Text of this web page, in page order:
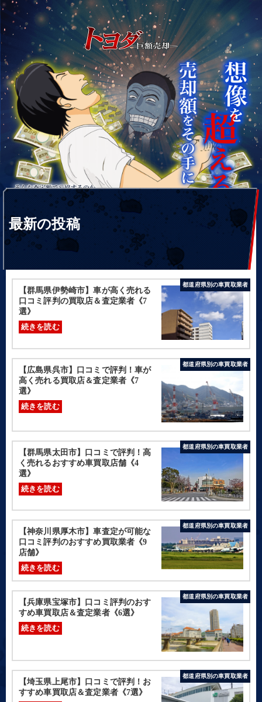
最新の投稿
都道府県別の車買取業者
【群馬県伊勢崎市】車が高く売れる
口コミ評判の買取店＆査定業者《7
選》
続きを読む
都道府県別の車買取業者
【広島県呉市】口コミで評判！車が
高く売れる買取店＆査定業者《7
選》
続きを読む
都道府県別の車買取業者
【群馬県太田市】口コミで評判！高
く売れるおすすめ車買取店舗《4
選》
続きを読む
都道府県別の車買取業者
【神奈川県厚木市】車査定が可能な
口コミ評判のおすすめ買取業者《9
店舗》
続きを読む
都道府県別の車買取業者
【兵庫県宝塚市】口コミ評判のおす
すめ車買取店＆査定業者《6選》
続きを読む
都道府県別の車買取業者
【埼玉県上尾市】口コミで評判！お
すすめ車買取店＆査定業者《7選》